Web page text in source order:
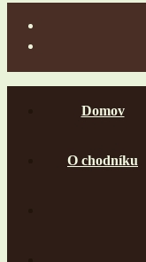
Domov
O chodníku